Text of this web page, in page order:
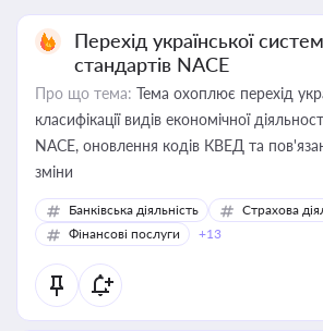
Перехід української
стандартів NACE
Про що тема: Тема охоплює перехід
класифікації видів економічної
NACE, оновлення кодів КВЕД та
зміни
Банківська діяльність
Страхова
Фінансові послуги
+13